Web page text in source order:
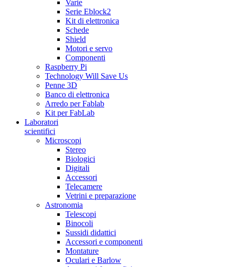
Varie
Serie Eblock2
Kit di elettronica
Schede
Shield
Motori e servo
Componenti
Raspberry Pi
Technology Will Save Us
Penne 3D
Banco di elettronica
Arredo per Fablab
Kit per FabLab
Laboratori
scientifici
Microscopi
Stereo
Biologici
Digitali
Accessori
Telecamere
Vetrini e preparazione
Astronomia
Telescopi
Binocoli
Sussidi didattici
Accessori e componenti
Montature
Oculari e Barlow